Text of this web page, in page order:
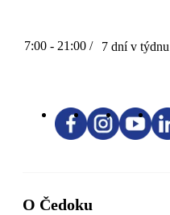
7:00 - 21:00 / 7 dní v týdnu
O Čedoku